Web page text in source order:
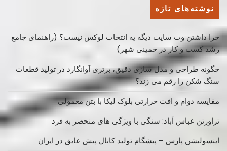
نوشته‌های تازه
چرا داشتن وب سایت دیگه یه انتخاب لوکس نیست؟ (راهنمای جامع
رشد کسب ‌و کار در خمینی ‌شهر)
چگونه طراحی و مدل سازی دقیق، برتری آوانگارد در تولید قطعات
سنگ شکن را رقم می زند؟
مقایسه دوام و افت حرارتی بلوک لیکا با بتن معمولی
تراورتن عباس آباد: سنگی با ویژگی های منحصر به فرد
اینسولیشن پارس – پیشگام تولید کانال پیش عایق در ایران